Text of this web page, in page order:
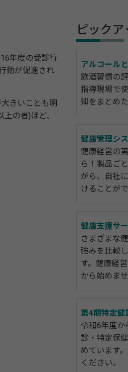
年度の受診行
動が促進され
きいことも明
の者)ほど、
ピックア
アルコール
飲酒習慣の
指導現場で
知をまとめ
健康管理シ
健康経営の
ら！製品ご
がら、自社
けることがで
健康支援サ
さまざまな
強みを比較
す。健康経
から始めま
第4期特定健
令和6年度か
診・特定保
めています
ください。